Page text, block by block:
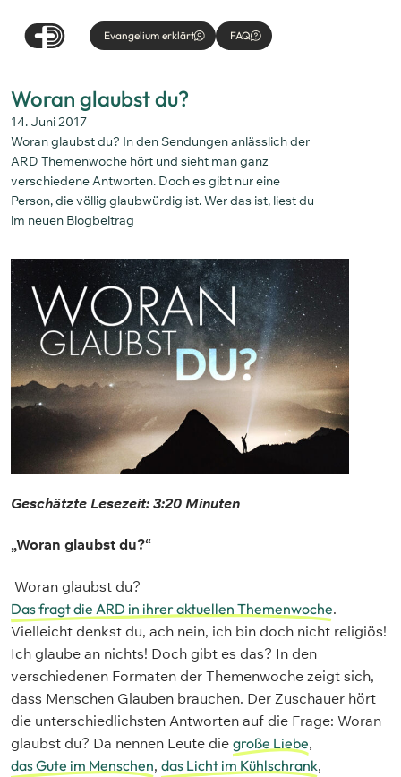
Evangelium erklärt FAQ
Woran glaubst du?
14. Juni 2017
Woran glaubst du? In den Sendungen anlässlich der
ARD Themenwoche hört und sieht man ganz
verschiedene Antworten. Doch es gibt nur eine
Person, die völlig glaubwürdig ist. Wer das ist, liest du
im neuen Blogbeitrag
Geschätzte Lesezeit: 3:20 Minuten
„Woran glaubst du?“
Woran glaubst du?
Das fragt die ARD in ihrer aktuellen Themenwoche.
Vielleicht denkst du, ach nein, ich bin doch nicht religiös!
Ich glaube an nichts! Doch gibt es das? In den
verschiedenen Formaten der Themenwoche zeigt sich,
dass Menschen Glauben brauchen. Der Zuschauer hört
die unterschiedlichsten Antworten auf die Frage: Woran
glaubst du? Da nennen Leute die große Liebe,
das Gute im Menschen, das Licht im Kühlschrank,